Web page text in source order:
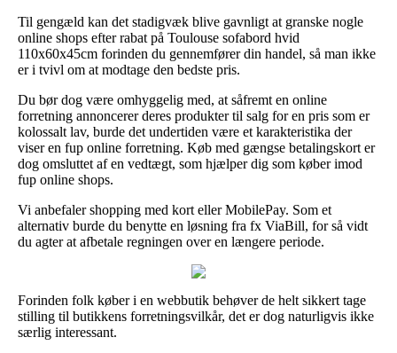
Til gengæld kan det stadigvæk blive gavnligt at granske nogle
online shops efter rabat på Toulouse sofabord hvid
110x60x45cm forinden du gennemfører din handel, så man ikke
er i tvivl om at modtage den bedste pris.
Du bør dog være omhyggelig med, at såfremt en online
forretning annoncerer deres produkter til salg for en pris som er
kolossalt lav, burde det undertiden være et karakteristika der
viser en fup online forretning. Køb med gængse betalingskort er
dog omsluttet af en vedtægt, som hjælper dig som køber imod
fup online shops.
Vi anbefaler shopping med kort eller MobilePay. Som et
alternativ burde du benytte en løsning fra fx ViaBill, for så vidt
du agter at afbetale regningen over en længere periode.
Forinden folk køber i en webbutik behøver de helt sikkert tage
stilling til butikkens forretningsvilkår, det er dog naturligvis ikke
særlig interessant.